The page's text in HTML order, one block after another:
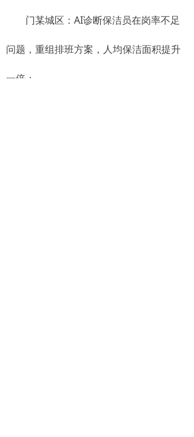
门某城区：AI诊断保洁员在岗率不足
问题，重组排班方案，人均保洁面积提升
一倍；